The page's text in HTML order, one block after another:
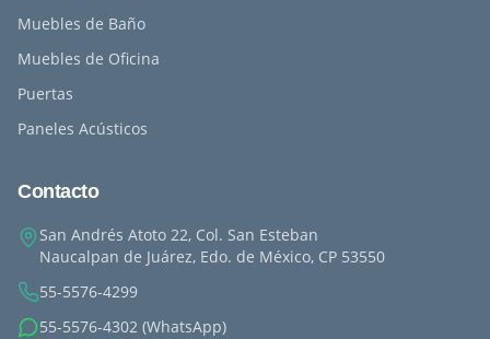
Muebles de Baño
Muebles de Oficina
Puertas
Paneles Acústicos
Contacto
San Andrés Atoto 22, Col. San Esteban
Naucalpan de Juárez, Edo. de México, CP 53550
55-5576-4299
55-5576-4302 (WhatsApp)